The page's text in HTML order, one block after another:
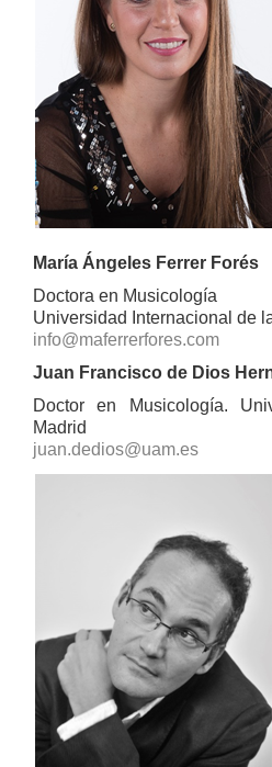
María Ángeles Ferrer Forés
Doctora en Musicología
Universidad Internacional de
info@maferrerfores.com
Juan Francisco de Dios
Doctor en Musicología.
Madrid
juan.dedios@uam.es